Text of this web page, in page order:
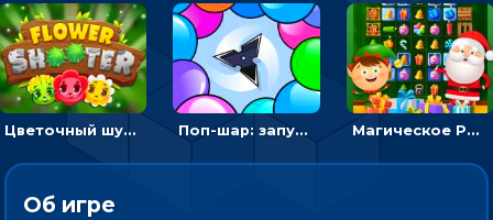
Цветочный шутер: стрелять пчелками по цветам Поп-шар: запускать колючку, чтобы лопать воздушные шарики Магическое Рождество: соедини три в ряд и выполни задание
Об игре